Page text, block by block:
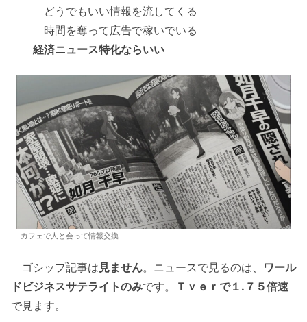
どうでもいい情報を流してくる
時間を奪って広告で稼いでいる
経済ニュース特化ならいい
カフェで人と会って情報交換
ゴシップ記事は 見ません。ニュースで見るのは、 ワール
ドビジネスサテライトのみです。
Ｔｖｅｒで１.７５倍速
で見ます。